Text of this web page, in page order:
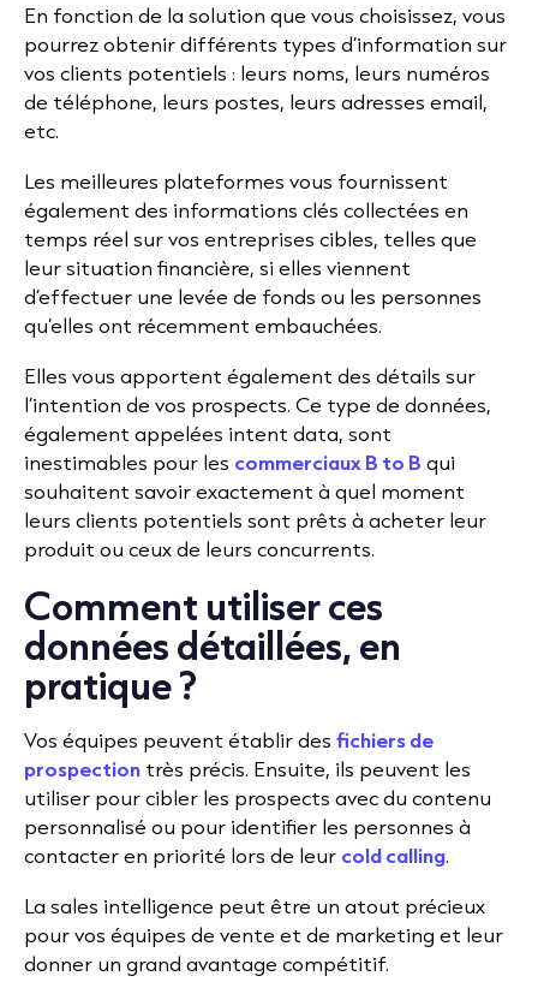
En fonction de la solution que vous choisissez, vous
pourrez obtenir différents types d’information sur
vos clients potentiels : leurs noms, leurs numéros
de téléphone, leurs postes, leurs adresses email,
etc.
Les meilleures plateformes vous fournissent
également des informations clés collectées en
temps réel sur vos entreprises cibles, telles que
leur situation financière, si elles viennent
d’effectuer une levée de fonds ou les personnes
qu’elles ont récemment embauchées.
Elles vous apportent également des détails sur
l’intention de vos prospects. Ce type de données,
également appelées intent data, sont
inestimables pour les commerciaux B to B qui
souhaitent savoir exactement à quel moment
leurs clients potentiels sont prêts à acheter leur
produit ou ceux de leurs concurrents.
Comment utiliser ces
données détaillées, en
pratique ?
Vos équipes peuvent établir des fichiers de
prospection très précis. Ensuite, ils peuvent les
utiliser pour cibler les prospects avec du contenu
personnalisé ou pour identifier les personnes à
contacter en priorité lors de leur cold calling.
La sales intelligence peut être un atout précieux
pour vos équipes de vente et de marketing et leur
donner un grand avantage compétitif.